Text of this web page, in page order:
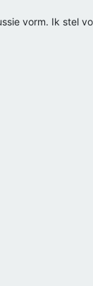
vorm. Ik stel